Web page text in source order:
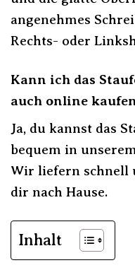
angenehmes
Rechts- oder
Kann ich das
auch online
Ja, du kannst das
bequem in
Wir liefern schnell
dir nach Hause.
Inhalt